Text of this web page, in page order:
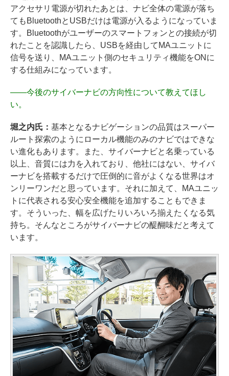
アクセサリ電源が切れたあとは、ナビ全体の電源が落ち
てもBluetoothとUSBだけは電源が入るようになっていま
す。Bluetoothがユーザーのスマートフォンとの接続が切
れたことを認識したら、USBを経由してMAユニットに
信号を送り、MAユニット側のセキュリティ機能をONに
する仕組みになっています。
――今後のサイバーナビの方向性について教えてほし
い。
堀之内氏： 基本となるナビゲーションの品質はスーパー
ルート探索のようにローカル機能のみのナビではできな
い進化もあります。また、サイバーナビと名乗っている
以上、音質には力を入れており、他社にはない、サイバ
ーナビを搭載するだけで圧倒的に音がよくなる世界はオ
ンリーワンだと思っています。それに加えて、MAユニッ
トに代表される安心安全機能を追加することもできま
す。そういった、幅を広げたりいろいろ揃えたくなる気
持ち。そんなところがサイバーナビの醍醐味だと考えて
います。